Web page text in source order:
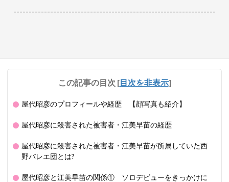
------------------------------------------------------------------
この記事の目次 [目次を非表示]
屋代昭彦のプロフィールや経歴 【顔写真も紹介】
屋代昭彦に殺害された被害者・江美早苗の経歴
屋代昭彦に殺害された被害者・江美早苗が所属していた西
野バレエ団とは?
屋代昭彦と江美早苗の関係① ソロデビューをきっかけに